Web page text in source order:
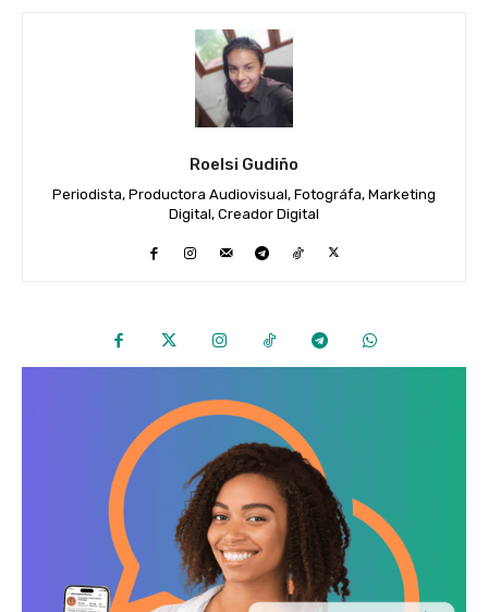
Roelsi Gudiño
Periodista, Productora Audiovisual, Fotográfa, Marketing
Digital, Creador Digital